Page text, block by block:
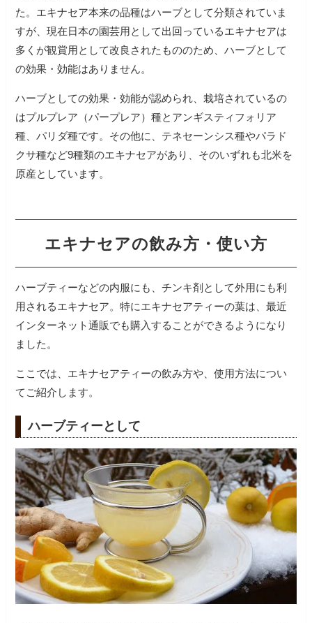
た。エキナセア本来の品種はハーブとして分類されていま
すが、現在日本の園芸用として出回っているエキナセアは
多くが観賞用として改良されたもののため、ハーブとして
の効果・効能はありません。
ハーブとしての効果・効能が認められ、栽培されているの
はプルプレア（パープレア）種とアンギスティフォリア
種、パリダ種です。その他に、テネセーンシス種やパラド
クサ種など9種類のエキナセアがあり、そのいずれも北米を
原産としています。
エキナセアの飲み方・使い方
ハーブティーなどの内服にも、チンキ剤として外用にも利
用されるエキナセア。特にエキナセアティーの葉は、最近
インターネット通販でも購入することができるようになり
ました。
ここでは、エキナセアティーの飲み方や、使用方法につい
てご紹介します。
ハーブティーとして